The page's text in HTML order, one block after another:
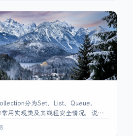
内部类；static类可继承。final用于
改，两者作用域不同。泛型通过参
安全问题，介绍了类型擦除、原始
（? extends T）和下界（? super
序在运行时获取类信息、创建实例和
架配置和AOP等场景的实现基础。最
——强、软、弱、虚——及其在垃圾
分为Set、List、Queue，
用实现类及其线程安全情况，说明
的结构、put过程、扩容与